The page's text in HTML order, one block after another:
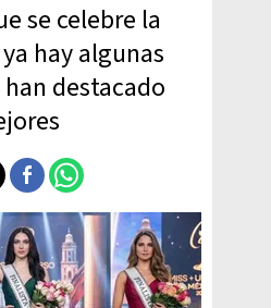
se celebre la
hay algunas
destacado